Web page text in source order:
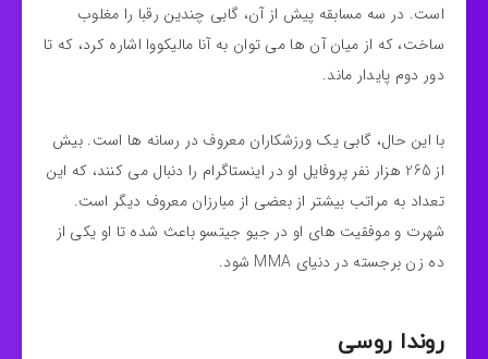
است. در سه مسابقه پیش از آن، گابی چندین رقبا را مغلوب
ساخت، که از میان آن‌ ها می‌ توان به آنا مالیکووا اشاره کرد، که تا
دور دوم پایدار ماند.
با این حال، گابی یک ورزشکاران معروف در رسانه‌ ها است. بیش
از 265 هزار نفر پروفایل او در اینستاگرام را دنبال می‌ کنند، که این
تعداد به مراتب بیشتر از بعضی از مبارزان معروف دیگر است.
شهرت و موفقیت‌ های او در جیو جیتسو باعث شده تا او یکی از
ده زن برجسته در دنیای MMA شود.
روندا روسی